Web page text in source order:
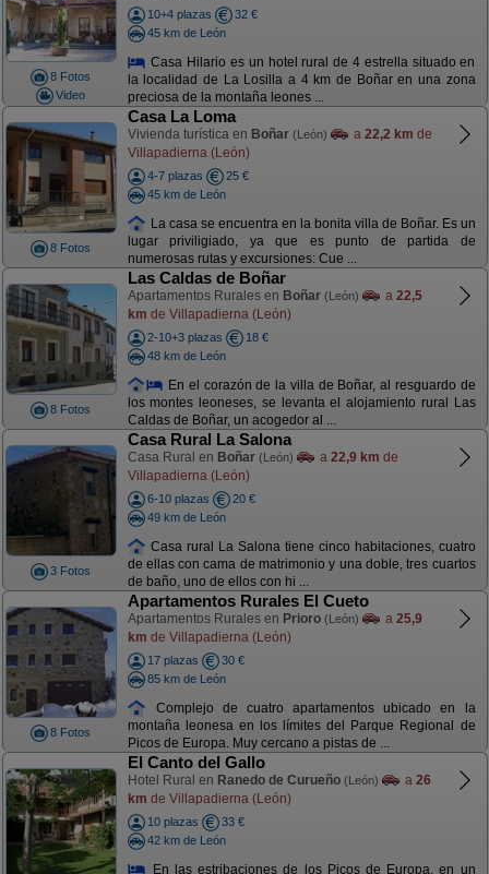
8 Fotos
Video
10+4 plazas
32 €
45 km de León
Casa Hilario es un hotel rural de 4 estrella situado en
la localidad de La Losilla a 4 km de Boñar en una zona
preciosa de la montaña leones ...
8 Fotos
Casa La Loma
Vivienda turística en Boñar (León) a 22,2 km de
Villapadierna (León)
4-7 plazas
25 €
45 km de León
La casa se encuentra en la bonita villa de Boñar. Es un
lugar priviligiado, ya que es punto de partida de
numerosas rutas y excursiones: Cue ...
8 Fotos
Las Caldas de Boñar
Apartamentos Rurales en Boñar (León) a 22,5
km de Villapadierna (León)
2-10+3 plazas
18 €
48 km de León
En el corazón de la villa de Boñar, al resguardo de
los montes leoneses, se levanta el alojamiento rural Las
Caldas de Boñar, un acogedor al ...
3 Fotos
Casa Rural La Salona
Casa Rural en Boñar (León) a 22,9 km de
Villapadierna (León)
6-10 plazas
20 €
49 km de León
Casa rural La Salona tiene cinco habitaciones, cuatro
de ellas con cama de matrimonio y una doble, tres cuartos
de baño, uno de ellos con hi ...
8 Fotos
Apartamentos Rurales El Cueto
Apartamentos Rurales en Prioro (León) a 25,9
km de Villapadierna (León)
17 plazas
30 €
85 km de León
Complejo de cuatro apartamentos ubicado en la
montaña leonesa en los límites del Parque Regional de
Picos de Europa. Muy cercano a pistas de ...
El Canto del Gallo
Hotel Rural en Ranedo de Curueño (León) a 26
km de Villapadierna (León)
10 plazas
33 €
42 km de León
En las estribaciones de los Picos de Europa, en un